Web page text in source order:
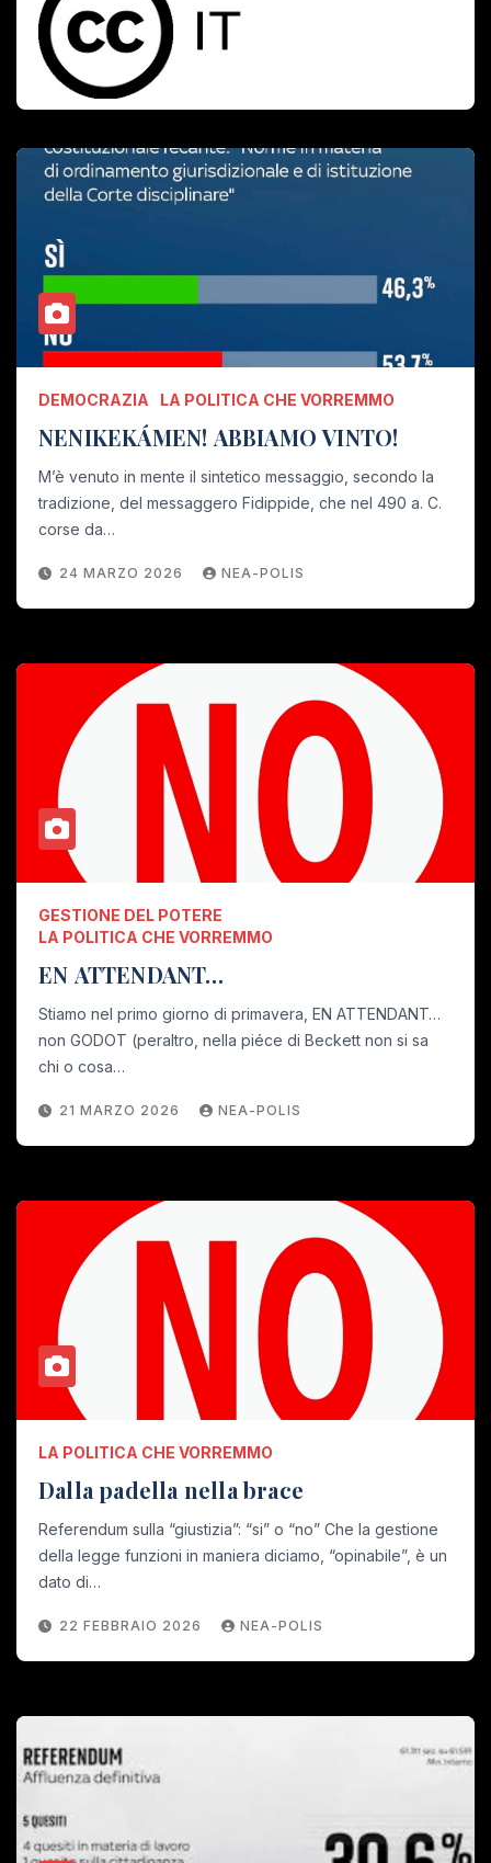
DEMOCRAZIA LA POLITICA CHE VORREMMO
NENIKEKÁMEN! ABBIAMO VINTO!
M’è venuto in mente il sintetico messaggio, secondo la
tradizione, del messaggero Fidippide, che nel 490 a. C.
corse da…
24 MARZO 2026 NEA-POLIS
GESTIONE DEL POTERE
LA POLITICA CHE VORREMMO
EN ATTENDANT…
Stiamo nel primo giorno di primavera, EN ATTENDANT…
non GODOT (peraltro, nella piéce di Beckett non si sa
chi o cosa…
21 MARZO 2026 NEA-POLIS
LA POLITICA CHE VORREMMO
Dalla padella nella brace
Referendum sulla “giustizia”: “si” o “no” Che la gestione
della legge funzioni in maniera diciamo, “opinabile”, è un
dato di…
22 FEBBRAIO 2026 NEA-POLIS